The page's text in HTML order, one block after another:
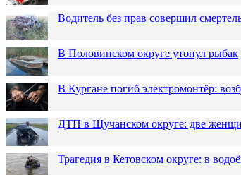
Водитель без прав совершил
В Половинском округе утонул рыбак
В Кургане погиб электромонтёр:
ДТП в Щучанском округе: две
Трагедия в Кетовском округе: в